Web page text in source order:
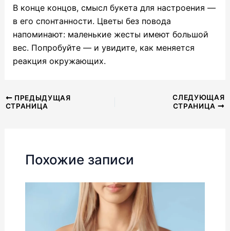
В конце концов, смысл букета для настроения —
в его спонтанности. Цветы без повода
напоминают: маленькие жесты имеют большой
вес. Попробуйте — и увидите, как меняется
реакция окружающих.
Навигация
по
ПРЕДЫДУЩАЯ
СТРАНИЦА
СЛЕДУЮЩАЯ
СТРАНИЦА
Похожие записи